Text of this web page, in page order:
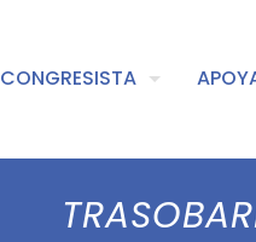
CONGRESISTA